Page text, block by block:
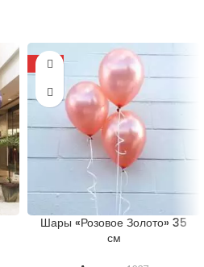
-13%
Шары «Розовое Золото» 35
см